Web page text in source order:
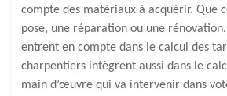
compte des matériaux à acquérir. Que
pose, une réparation ou une
entrent en compte dans le calcul des
charpentiers intègrent aussi dans le
main d’œuvre qui va intervenir dans